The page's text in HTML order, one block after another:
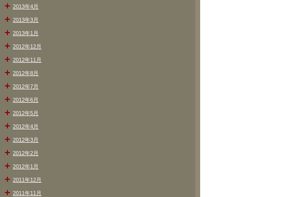
2013年4月
2013年3月
2013年1月
2012年12月
2012年11月
2012年8月
2012年7月
2012年6月
2012年5月
2012年4月
2012年3月
2012年2月
2012年1月
2011年12月
2011年11月